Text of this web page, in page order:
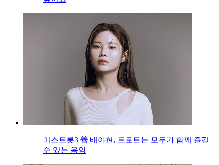
미스트롯3 善 배아현, 트로트는 모두가 함께 즐길
수 있는 음악